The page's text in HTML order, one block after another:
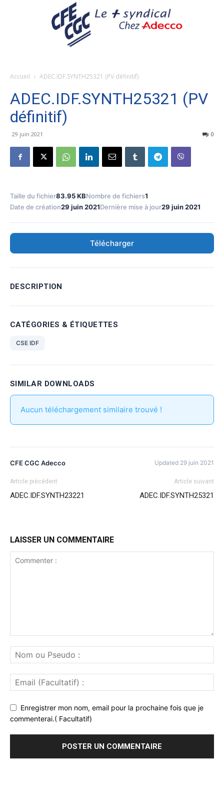
Accueil ADEC.IDF.SYNTH25321 (PV définitif)
ADEC.IDF.SYNTH25321 (PV
définitif)
29 juin 2021 0
Taille du fichier83.95 KBNombre de fichiers1
Date de création29 juin 2021Dernière mise à jour29 juin 2021
Télécharger
DESCRIPTION
CATÉGORIES & ÉTIQUETTES
CSE IDF
SIMILAR DOWNLOADS
Aucun téléchargement similaire trouvé !
CFE CGC Adecco Updated 29 juin 2021
Article précédent
ADEC.IDF.SYNTH23221
Article suivant
ADEC.IDF.SYNTH25321
LAISSER UN COMMENTAIRE
Enregistrer mon nom, email pour la prochaine fois que je
commenterai.( Facultatif)